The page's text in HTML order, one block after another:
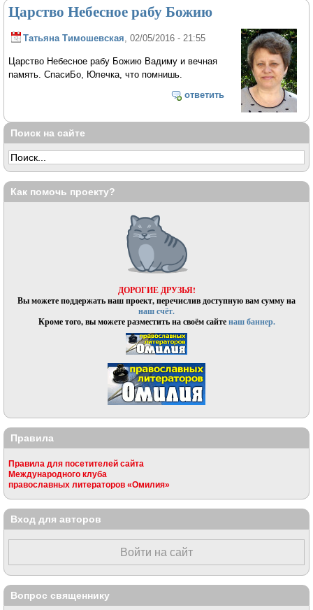
Царство Небесное рабу Божию
Татьяна Тимошевская, 02/05/2016 - 21:55
Царство Небесное рабу Божию Вадиму и вечная
память. СпасиБо, Юлечка, что помнишь.
ответить
Поиск на сайте
Как помочь проекту?
ДОРОГИЕ ДРУЗЬЯ!
Вы можете поддержать наш проект, перечислив доступную вам сумму на
наш счёт.
Кроме того, вы можете разместить на своём сайтенаш баннер.
Правила
Правила для посетителей сайта
Международного клуба
православных литераторов «Омилия»
Вход для авторов
Войти на сайт
Вопрос священнику